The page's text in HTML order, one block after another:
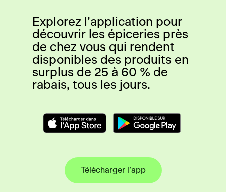
Explorez l’application pour
découvrir les épiceries près
de chez vous qui rendent
disponibles des produits en
surplus de 25 à 60 % de
rabais, tous les jours.
Télécharger l’app